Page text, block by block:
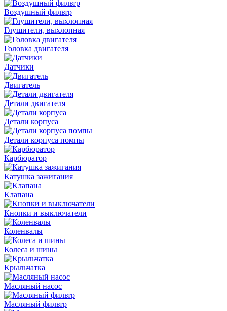
Воздушный фильтр
Глушители, выхлопная
Головка двигателя
Датчики
Двигатель
Детали двигателя
Детали корпуса
Детали корпуса помпы
Карбюратор
Катушка зажигания
Клапана
Кнопки и выключатели
Коленвалы
Колеса и шины
Крыльчатка
Масляный насос
Масляный фильтр